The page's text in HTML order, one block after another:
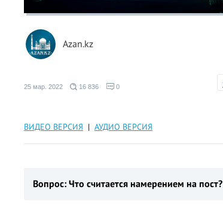
Azan.kz
25 мар. 2022 16 836 0
ВИДЕО ВЕРСИЯ | АУДИО ВЕРСИЯ
Вопрос: Что считается намерением на пост?